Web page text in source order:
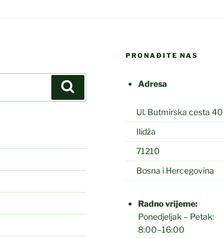
PRONAĐITE NAS
Adresa
Ul. Butmirska cesta 40
Ilidža
71210
Bosna i Hercegovina
Radno vrijeme:
Ponedjeljak – Petak:
8:00–16:00